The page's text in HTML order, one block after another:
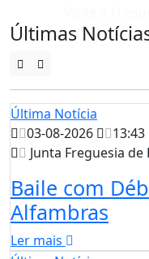
Últimas
Última Notícia
03-08-2026
13:43
Junta Freguesia
Baile com
Alfambras
Ler mais